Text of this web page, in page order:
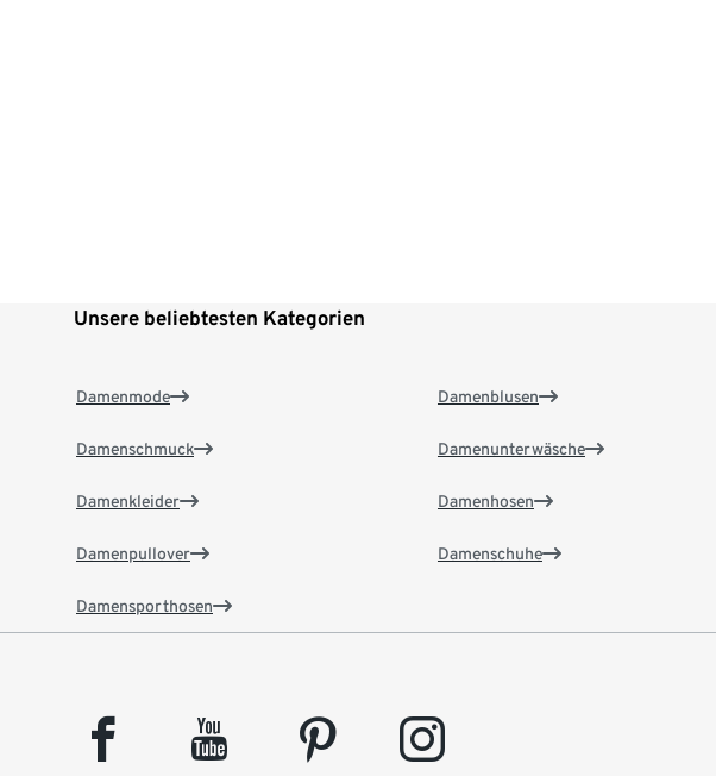
Unsere beliebtesten Kategorien
Damenmode
Damenschmuck
Damenkleider
Damenpullover
Damensporthosen
Damenblusen
Damenunterwäsche
Damenhosen
Damenschuhe
facebook youtube pinterest instagram